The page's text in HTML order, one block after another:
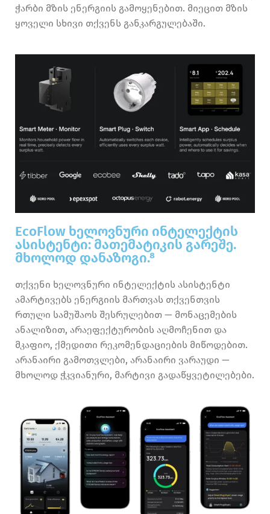
ჭარბი მზის ენერგიის გამოყენებით. მიეცით მზის
ყოველი სხივი თქვენს განკარგულებაში.
EcoFlow ხელოვნური ინტელექტის
ასისტენტი: მათემატიკის გარეშე.
მხოლოდ დანაზოგი.⁸
თქვენი ხელოვნური ინტელექტის ასისტენტი
ამარტივებს ენერგიის მართვას თქვენთვის
რთული სამუშაოს შესრულებით — მონაცემების
ანალიზით, არაეფექტურობის აღმოჩენით და
მკაფიო, ქმედითი რეკომენდაციების მიწოდებით.
არანაირი გამოთვლები, არანაირი ვარაუდი —
მხოლოდ ჭკვიანური, მარტივი გადაწყვეტილებები.